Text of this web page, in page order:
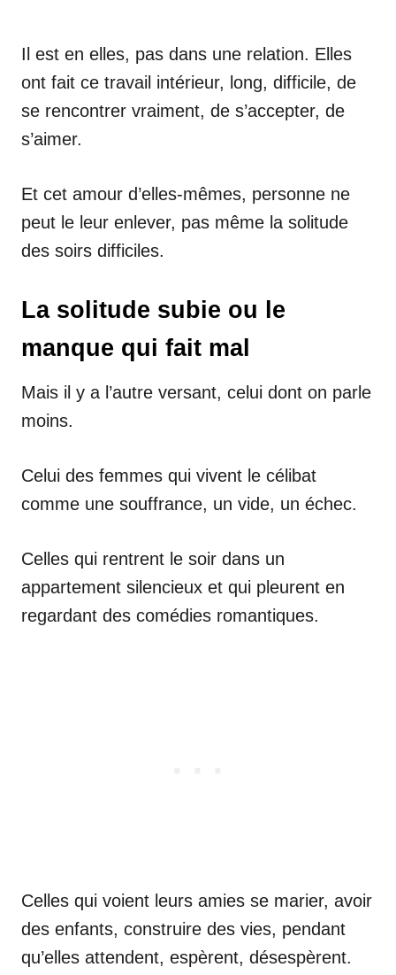
Il est en elles, pas dans une relation. Elles
ont fait ce travail intérieur, long, difficile, de
se rencontrer vraiment, de s’accepter, de
s’aimer.
Et cet amour d’elles-mêmes, personne ne
peut le leur enlever, pas même la solitude
des soirs difficiles.
La solitude subie ou le
manque qui fait mal
Mais il y a l’autre versant, celui dont on parle
moins.
Celui des femmes qui vivent le célibat
comme une souffrance, un vide, un échec.
Celles qui rentrent le soir dans un
appartement silencieux et qui pleurent en
regardant des comédies romantiques.
Celles qui voient leurs amies se marier, avoir
des enfants, construire des vies, pendant
qu’elles attendent, espèrent, désespèrent.